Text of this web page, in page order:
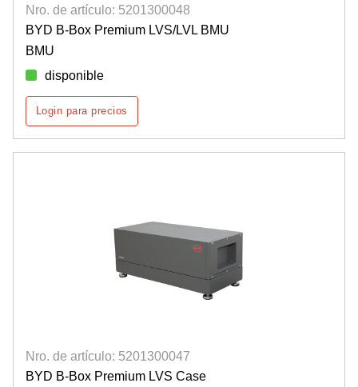
Nro. de artículo: 5201300048
BYD B-Box Premium LVS/LVL BMU
BMU
disponible
Login para precios
Nro. de artículo: 5201300047
BYD B-Box Premium LVS Case